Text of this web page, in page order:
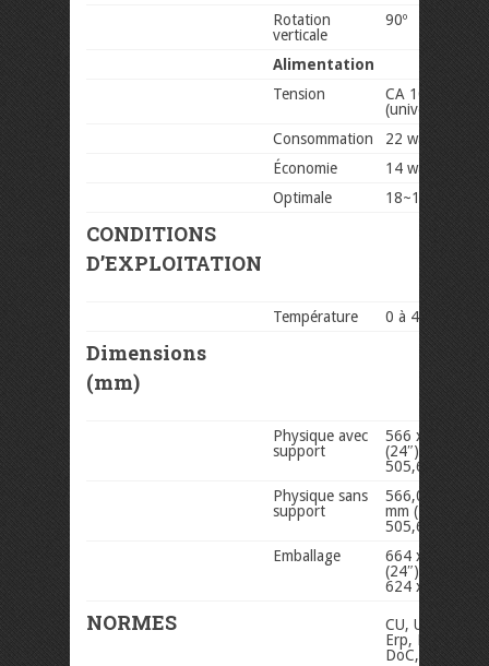
Rotation
verticale
90º
Alimentation
Tension
CA 100 à 240
(universel) ;
Consommation
22 watts
Économie
14 watts
Optimale
18~19 watts
CONDITIONS
D’EXPLOITATION
Température 0 à 40°C
Dimensions
(mm)
Physique avec
support
566 x 382,4 x
(24″) –
505,6 x 361 x
Physique sans
support
566,0 x 343,2
mm (24″) –
505,6 x 311,6
Emballage
664 x 422 x
(24″) –
624 x 393 x
NORMES
CU,
Erp, REACH
DoC, TCO